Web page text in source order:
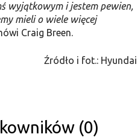
wyjątkowym i jestem pewien,
mieli o wiele więcej
Craig Breen.
Źródło i fot.: Hyundai
(0)